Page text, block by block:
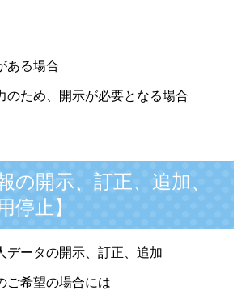
ある場合
のため、開示が必要となる場合
の開示、訂正、追加、
停止】
データの開示、訂正、追加
ご希望の場合には